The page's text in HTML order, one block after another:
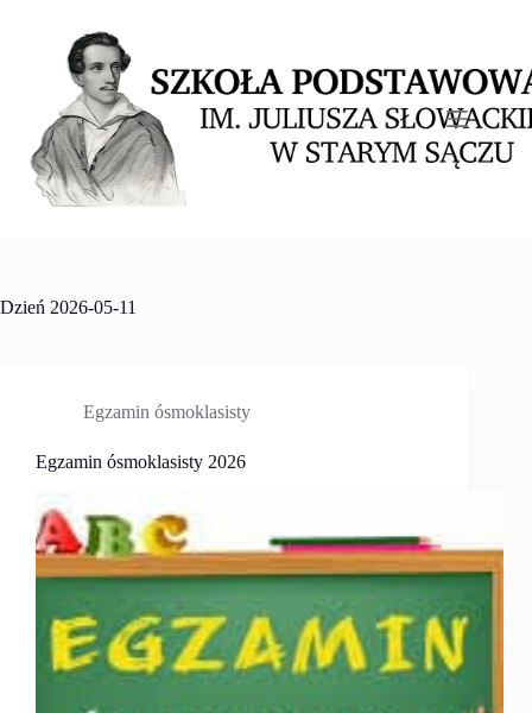
Dzień 2026-05-11
Egzamin ósmoklasisty
Egzamin ósmoklasisty 2026